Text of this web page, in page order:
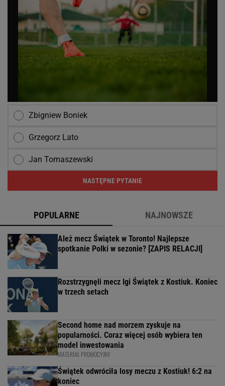
Zbigniew Boniek
Grzegorz Lato
Jan Tomaszewski
NASTĘPNE PYTANIE
POPULARNE NAJNOWSZE
Ależ mecz Świątek w Toronto! Najlepsze
spotkanie Polki w sezonie? [ZAPIS RELACJI]
Rozstrzygnęli mecz Igi Świątek z Kostiuk. Koniec
w trzech setach
Second home nad morzem zyskuje na
popularności. Coraz więcej osób wybiera ten
model inwestowania
MATERIAŁ PROMOCYJNY
Świątek odwróciła losy meczu z Kostiuk! 6:2 na
koniec